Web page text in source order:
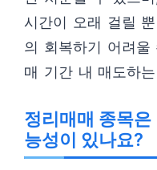
시간이 오래 걸릴
의 회복하기 어려울
매 기간 내 매도하
정리매매 종목
능성이 있나요?